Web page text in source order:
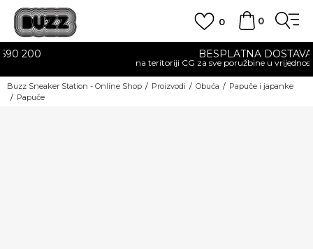
0
0
BESPLATNA DOSTAVA
na teritoriji CG za sve poružbine u vrijednosti preko 30 EUR
Buzz Sneaker Station - Online Shop Proizvodi Obuća
Papuče i japanke
Papuče